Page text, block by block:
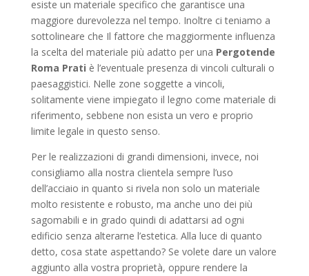
esiste un materiale specifico che garantisce una
maggiore durevolezza nel tempo. Inoltre ci teniamo a
sottolineare che Il fattore che maggiormente influenza
la scelta del materiale più adatto per una Pergotende
Roma Prati è l’eventuale presenza di vincoli culturali o
paesaggistici. Nelle zone soggette a vincoli,
solitamente viene impiegato il legno come materiale di
riferimento, sebbene non esista un vero e proprio
limite legale in questo senso.
Per le realizzazioni di grandi dimensioni, invece, noi
consigliamo alla nostra clientela sempre l’uso
dell’acciaio in quanto si rivela non solo un materiale
molto resistente e robusto, ma anche uno dei più
sagomabili e in grado quindi di adattarsi ad ogni
edificio senza alterarne l’estetica. Alla luce di quanto
detto, cosa state aspettando? Se volete dare un valore
aggiunto alla vostra proprietà, oppure rendere la